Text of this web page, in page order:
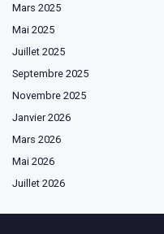
Mars 2025
Mai 2025
Juillet 2025
Septembre 2025
Novembre 2025
Janvier 2026
Mars 2026
Mai 2026
Juillet 2026